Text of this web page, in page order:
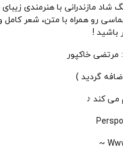
مازندرانی با هنرمندی زیبای
رو همراه با متن، شعر
باشید !
خاکپور
گردید )
می کند ♪